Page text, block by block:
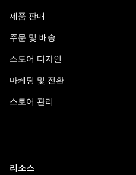
제품 판매
주문 및 배송
스토어 디자인
마케팅 및 전환
스토어 관리
리소스